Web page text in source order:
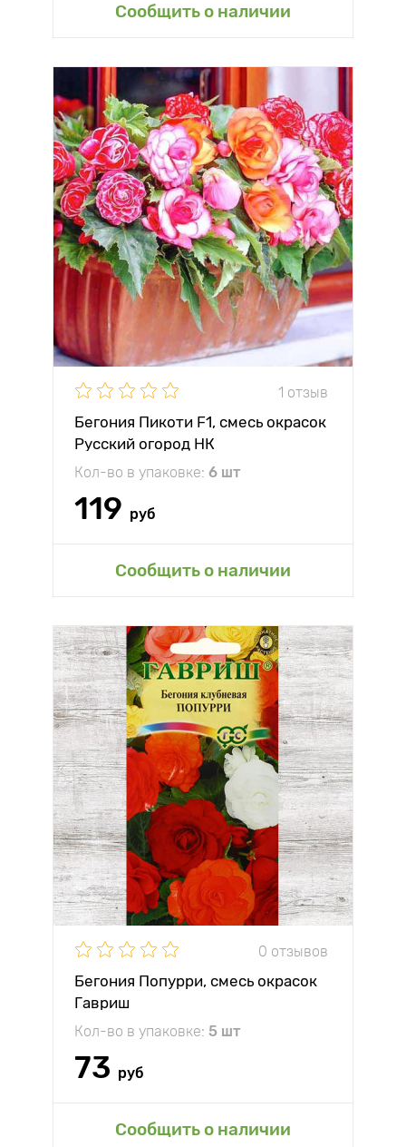
Сообщить о наличии
1 отзыв
Бегония Пикоти F1, смесь окрасок
Русский огород НК
Кол-во в упаковке: 6 шт
119 руб
Сообщить о наличии
0 отзывов
Бегония Попурри, смесь окрасок
Гавриш
Кол-во в упаковке: 5 шт
73 руб
Сообщить о наличии